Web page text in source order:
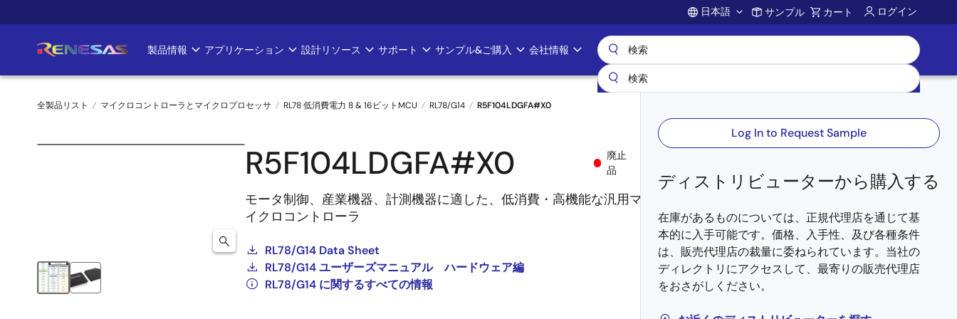
イ
ン
Account
日本語 サンプル カート ログイン
Main
navigation
製品情報 アプリケーション 設計リソース サポート サンプル&ご購入 会社情報
パ
全製品リスト マイクロコントローラとマイクロプロセッサ RL78 低消費電力 8 & 16ビットMCU RL78/G14 R5F104LDGFA#X0
R5F104LDGFA#X0
廃止
品
モータ制御、産業機器、計測機器に適した、低消費・高機能な汎用マ
イクロコントローラ
RL78/G14 Data Sheet
RL78/G14 ユーザーズマニュアル ハードウェア編
RL78/G14 に関するすべての情報
Log In to Request Sample
ディストリビューターから購入する
在庫があるものについては、正規代理店を通じて基
本的に入手可能です。価格、入手性、及び各種条件
は、販売代理店の裁量に委ねられています。当社の
ディレクトリにアクセスして、最寄りの販売代理店
をおさがしください。